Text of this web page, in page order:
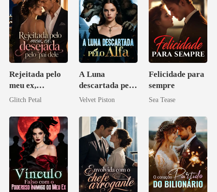
Rejeitada pelo
meu ex,
desejada pelo
Glitch Petal
A Luna
descartada pelo
Alfa
Velvet Piston
Felicidade para
sempre
Sea Tease